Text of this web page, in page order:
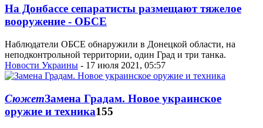
На Донбассе сепаратисты размещают тяжелое
вооружение - ОБСЕ
Наблюдатели ОБСЕ обнаружили в Донецкой области, на
неподконтрольной территории, один Град и три танка.
Новости Украины - 17 июля 2021, 05:57
СюжетЗамена Градам. Новое украинское
оружие и техника155